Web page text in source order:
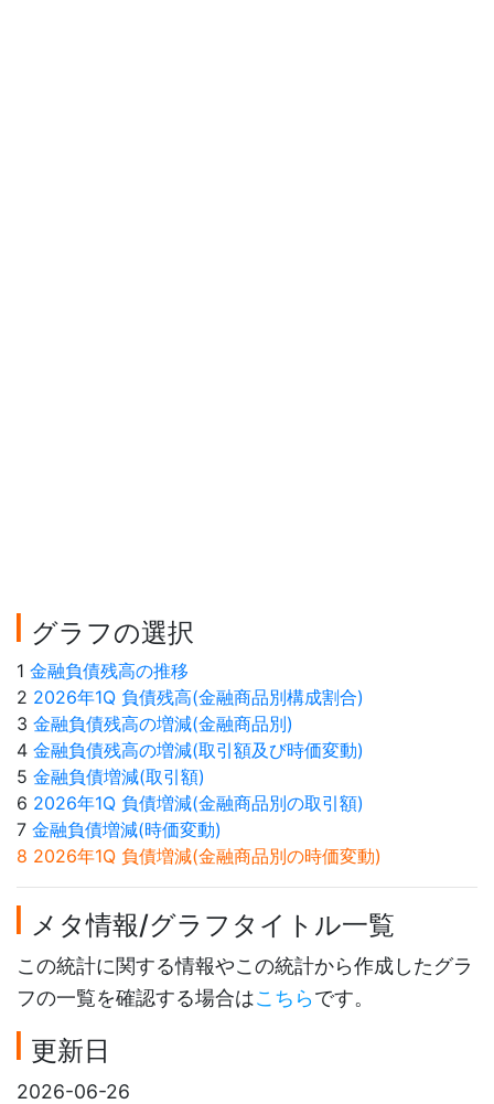
グラフの選択
1 金融負債残高の推移
2 2026年1Q 負債残高(金融商品別構成割合)
3 金融負債残高の増減(金融商品別)
4 金融負債残高の増減(取引額及び時価変動)
5 金融負債増減(取引額)
6 2026年1Q 負債増減(金融商品別の取引額)
7 金融負債増減(時価変動)
8 2026年1Q 負債増減(金融商品別の時価変動)
メタ情報/グラフタイトル一覧
この統計に関する情報やこの統計から作成したグラ
フの一覧を確認する場合はこちらです。
更新日
2026-06-26